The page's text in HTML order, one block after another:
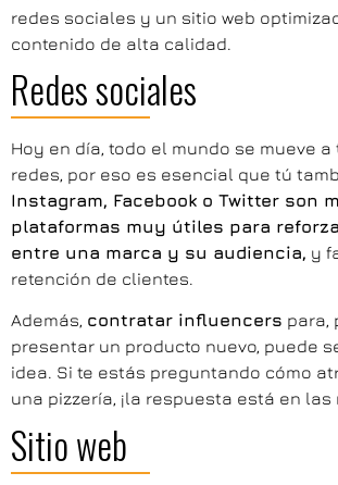
redes sociales y un sitio web
contenido de alta calidad.
Redes sociales
Hoy en día, todo el mundo se mueve
redes, por eso es esencial que tú
Instagram, Facebook o Twitter son
plataformas muy útiles para
entre una marca y su audiencia, y
retención de clientes.
Además, contratar influencers para,
presentar un producto nuevo, puede
idea. Si te estás preguntando cómo
una pizzería, ¡la respuesta está en las
Sitio web